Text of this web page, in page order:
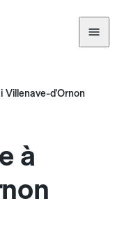
Villenave-d'Ornon
à